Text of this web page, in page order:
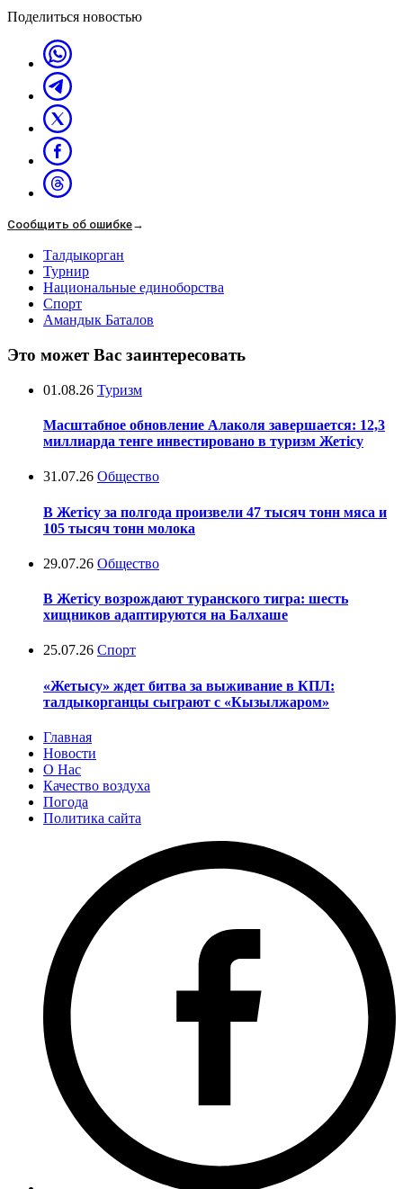
Поделиться новостью
Сообщить об ошибке→
Талдыкорган
Турнир
Национальные единоборства
Спорт
Амандык Баталов
Это может Вас заинтересовать
01.08.26 Туризм
Масштабное обновление Алаколя завершается: 12,3
миллиарда тенге инвестировано в туризм Жетісу
31.07.26 Общество
В Жетісу за полгода произвели 47 тысяч тонн мяса и
105 тысяч тонн молока
29.07.26 Общество
В Жетісу возрождают туранского тигра: шесть
хищников адаптируются на Балхаше
25.07.26 Спорт
«Жетысу» ждет битва за выживание в КПЛ:
талдыкорганцы сыграют с «Кызылжаром»
Главная
Новости
О Нас
Качество воздуха
Погода
Политика сайта